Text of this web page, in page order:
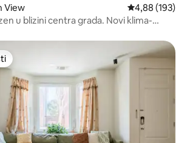
View Prosječna
4,88 (193)
u blizini centra grada. Novi klima-
s oznakom „Odabrali gosti”